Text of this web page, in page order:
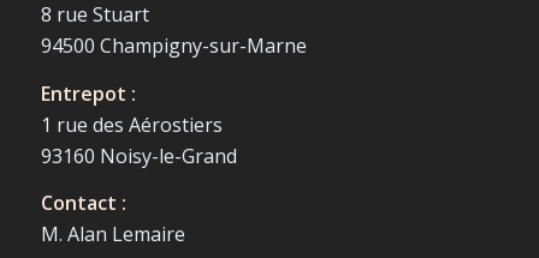
8 rue Stuart
94500 Champigny-sur-Marne
Entrepot :
1 rue des Aérostiers
93160 Noisy-le-Grand
Contact :
M. Alan Lemaire